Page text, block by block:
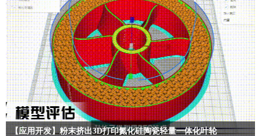
【应用开发】粉末挤出3D打印氮化硅陶瓷轻量一体化叶轮